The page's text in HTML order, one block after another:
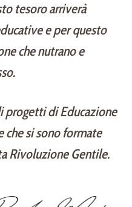
tesoro arriverà
e per questo
che nutrano e
progetti di Educazione
che si sono formate
Rivoluzione Gentile.